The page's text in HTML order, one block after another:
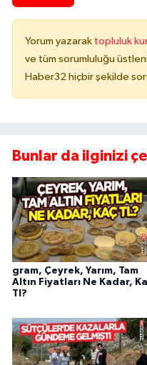
Yorum yazarak topluluk
ve tüm sorumluluğu
Haber32 hiçbir şekilde
Bunlar da ilginizi
gram, Çeyrek, Yarım, Tam
Altın Fiyatları Ne Kadar,
Tl?